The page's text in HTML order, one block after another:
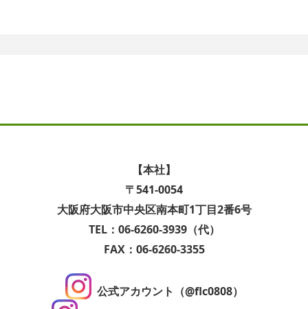
【本社】
〒541-0054
大阪府大阪市中央区南本町1丁目2番6号
TEL：06-6260-3939（代）
FAX：06-6260-3355
公式アカウント（@flc0808）